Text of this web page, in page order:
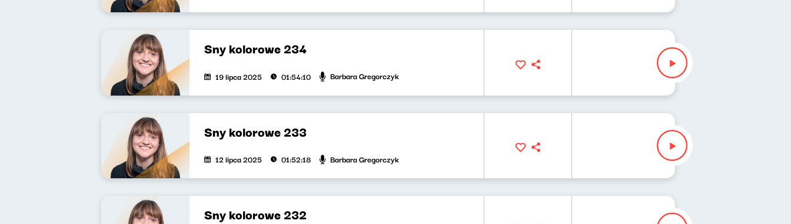
Sny kolorowe 234
19 lipca 2025 01:54:10 Barbara Gregorczyk
Sny kolorowe 233
12 lipca 2025 01:52:18 Barbara Gregorczyk
Sny kolorowe 232